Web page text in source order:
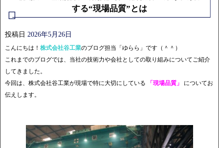
する“現場品質”とは
投稿日 2026年5月26日
こんにちは！ 株式会社谷工業のブログ担当「ゆらら」です（＾＾）
これまでのブログでは、当社の技術力や会社としての取り組みについてご紹介
してきました。
今回は、株式会社谷工業が現場で特に大切にしている
「現場品質」
についてお
伝えします。